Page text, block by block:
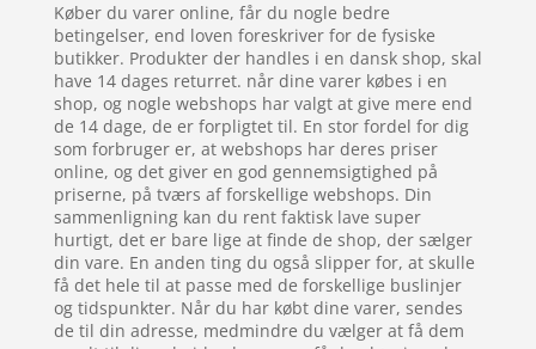
Køber du varer online, får du nogle bedre
betingelser, end loven foreskriver for de fysiske
butikker. Produkter der handles i en dansk shop, skal
have 14 dages returret. når dine varer købes i en
shop, og nogle webshops har valgt at give mere end
de 14 dage, de er forpligtet til. En stor fordel for dig
som forbruger er, at webshops har deres priser
online, og det giver en god gennemsigtighed på
priserne, på tværs af forskellige webshops. Din
sammenligning kan du rent faktisk lave super
hurtigt, det er bare lige at finde de shop, der sælger
din vare. En anden ting du også slipper for, at skulle
få det hele til at passe med de forskellige buslinjer
og tidspunkter. Når du har købt dine varer, sendes
de til din adresse, medmindre du vælger at få dem